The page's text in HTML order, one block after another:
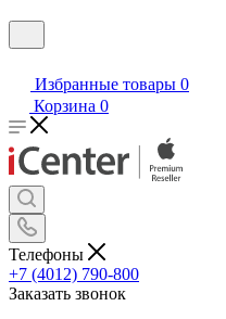
Избранные товары 0
Корзина 0
Телефоны
+7 (4012) 790-800
Заказать звонок